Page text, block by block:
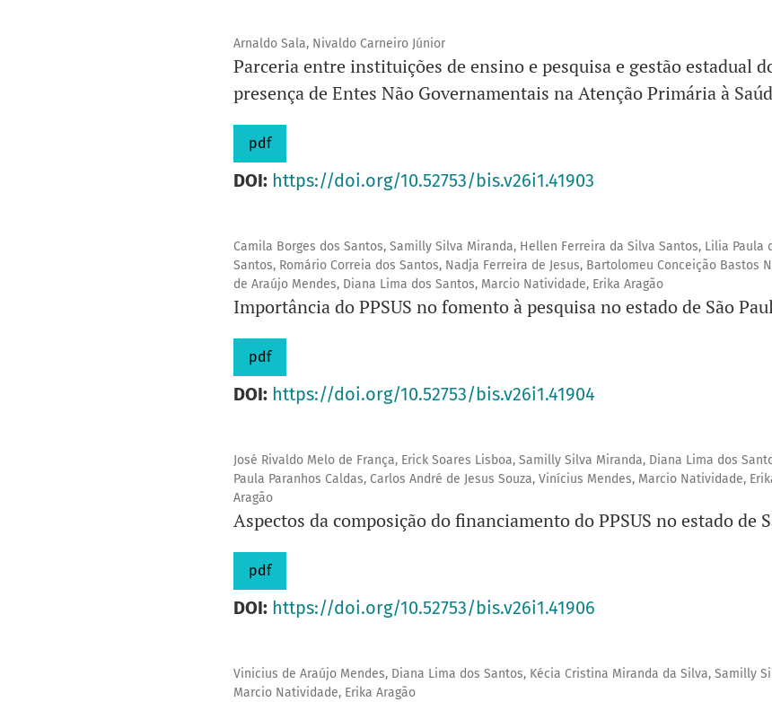
Arnaldo Sala, Nivaldo Carneiro Júnior
Parceria entre instituições de ensino e pesquisa e gestão estadual
presença de Entes Não Governamentais na Atenção Primária à
pdf
DOI: https://doi.org/10.52753/bis.v26i1.41903
Camila Borges dos Santos, Samilly Silva Miranda, Hellen Ferreira da Silva Santos, Lilia Paula
Santos, Romário Correia dos Santos, Nadja Ferreira de Jesus, Bartolomeu Conceição Bastos
de Araújo Mendes, Diana Lima dos Santos, Marcio Natividade, Erika Aragão
Importância do PPSUS no fomento à pesquisa no estado de São
pdf
DOI: https://doi.org/10.52753/bis.v26i1.41904
José Rivaldo Melo de França, Erick Soares Lisboa, Samilly Silva Miranda, Diana Lima dos
Paula Paranhos Caldas, Carlos André de Jesus Souza, Vinícius Mendes, Marcio Natividade,
Aragão
Aspectos da composição do financiamento do PPSUS no estado de
pdf
DOI: https://doi.org/10.52753/bis.v26i1.41906
Vinicius de Araújo Mendes, Diana Lima dos Santos, Kécia Cristina Miranda da Silva, Samilly
Marcio Natividade, Erika Aragão